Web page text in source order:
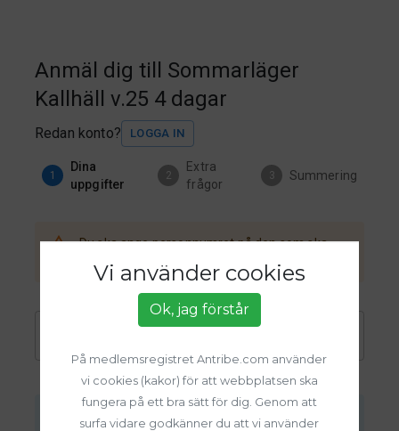
Anmäl dig till Sommarläger
Kallhäll v.25 4 dagar
Redan konto? LOGGA IN
1
Dina
uppgifter
2
Extra
frågor
3 Summering
Du ska ange personnumret på den som ska
delta på evenemanget.
** Tänk på att kontrollera personnumret. Finns
Vi använder cookies
Ok, jag förstår
På medlemsregistret Antribe.com använder
vi cookies (kakor) för att webbplatsen ska
fungera på ett bra sätt för dig. Genom att
surfa vidare godkänner du att vi använder